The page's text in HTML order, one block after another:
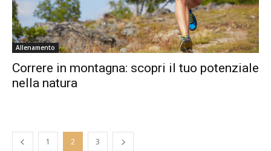
Allenamento
Correre in montagna: scopri il tuo potenziale
nella natura
1 2 3